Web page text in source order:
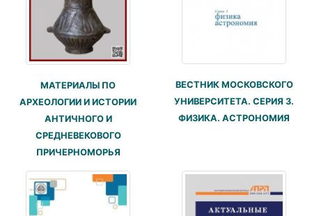
МАТЕРИАЛЫ ПО
АРХЕОЛОГИИ И ИСТОРИИ
АНТИЧНОГО И
СРЕДНЕВЕКОВОГО
ПРИЧЕРНОМОРЬЯ
ВЕСТНИК МОСКОВСКОГО
УНИВЕРСИТЕТА. СЕРИЯ 3.
ФИЗИКА. АСТРОНОМИЯ